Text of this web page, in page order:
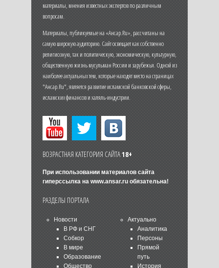
материалы, мнения известных экспертов по различным
вопросам.
Материалы, публикуемые на «Ансар.Ru», рассчитаны на
самую широкую аудиторию. Сайт освещает как собственно
религиозную, так и политическую, экономическую, культурную,
общественную жизнь мусульман России и зарубежья. Одной из
наиболее актуальных тем, которые находят место на страницах
"Ансар.Ru", является развитие исламской банковской сферы,
исламских финансов и халяль-индустрии.
ВОЗРАСТНАЯ КАТЕГОРИЯ САЙТА18+
При использовании материалов сайта
гиперссылка на www.ansar.ruобязательна!
РАЗДЕЛЫ ПОРТАЛА
Новости
В РФ и СНГ
Собкор
В мире
Образование
Общество
Актуально
Аналитика
Персоны
Прямой
путь
История